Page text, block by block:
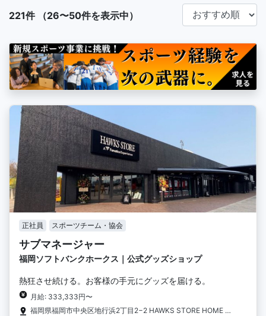
221件 （26〜50件を表示中）
正社員 スポーツチーム・協会
サブマネージャー
福岡ソフトバンクホークス｜公式グッズショップ
熱狂させ続ける。お客様の手元にグッズを届ける。
月給: 333,333円〜
福岡県福岡市中央区地行浜2丁目2−2 HAWKS STORE HOME A Fanatics Experience